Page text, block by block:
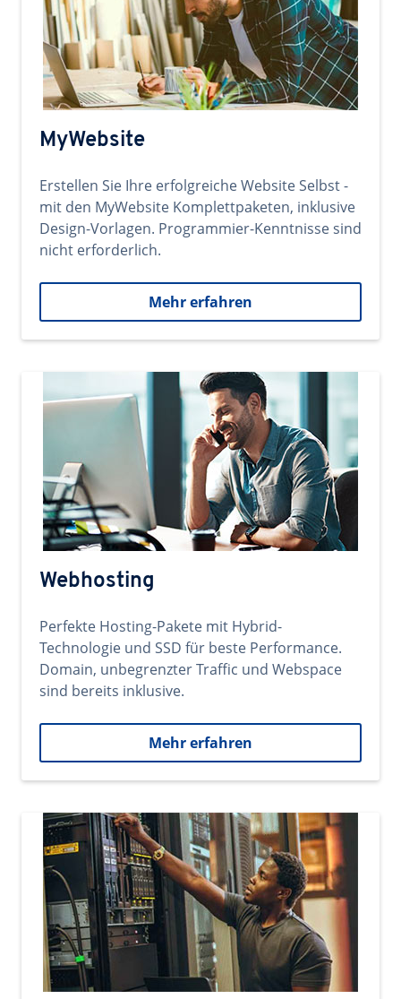
MyWebsite
Erstellen Sie Ihre erfolgreiche Website Selbst -
mit den MyWebsite Komplettpaketen, inklusive
Design-Vorlagen. Programmier-Kenntnisse sind
nicht erforderlich.
Mehr erfahren
Webhosting
Perfekte Hosting-Pakete mit Hybrid-
Technologie und SSD für beste Performance.
Domain, unbegrenzter Traffic und Webspace
sind bereits inklusive.
Mehr erfahren